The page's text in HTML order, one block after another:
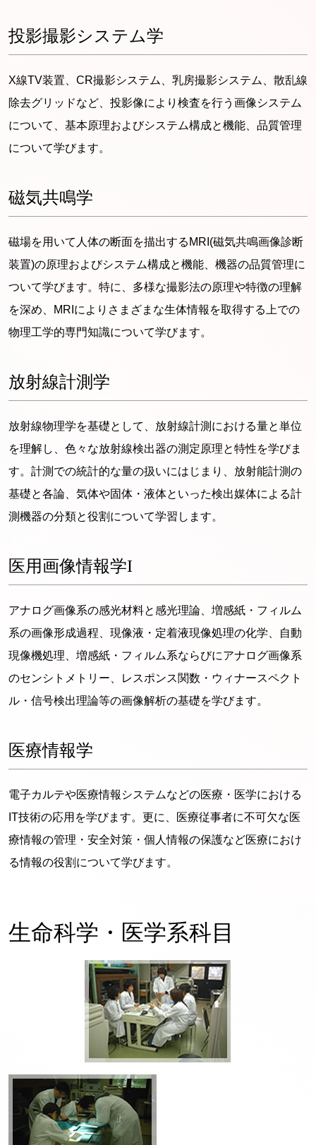
投影撮影システム学
X線TV装置、CR撮影システム、乳房撮影システム、散乱線
除去グリッドなど、投影像により検査を行う画像システム
について、基本原理およびシステム構成と機能、品質管理
について学びます。
磁気共鳴学
磁場を用いて人体の断面を描出するMRI(磁気共鳴画像診断
装置)の原理およびシステム構成と機能、機器の品質管理に
ついて学びます。特に、多様な撮影法の原理や特徴の理解
を深め、MRIによりさまざまな生体情報を取得する上での
物理工学的専門知識について学びます。
放射線計測学
放射線物理学を基礎として、放射線計測における量と単位
を理解し、色々な放射線検出器の測定原理と特性を学びま
す。計測での統計的な量の扱いにはじまり、放射能計測の
基礎と各論、気体や固体・液体といった検出媒体による計
測機器の分類と役割について学習します。
医用画像情報学I
アナログ画像系の感光材料と感光理論、増感紙・フィルム
系の画像形成過程、現像液・定着液現像処理の化学、自動
現像機処理、増感紙・フィルム系ならびにアナログ画像系
のセンシトメトリー、レスポンス関数・ウィナースペクト
ル・信号検出理論等の画像解析の基礎を学びます。
医療情報学
電子カルテや医療情報システムなどの医療・医学における
IT技術の応用を学びます。更に、医療従事者に不可欠な医
療情報の管理・安全対策・個人情報の保護など医療におけ
る情報の役割について学びます。
生命科学・医学系科目